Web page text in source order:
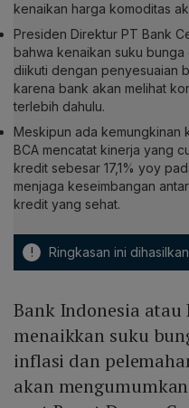
kenaikan harga komoditas
Presiden Direktur PT Bank
bahwa kenaikan suku
diikuti dengan penyesuaian
karena bank akan melihat
terlebih dahulu.
Meskipun ada kemungkinan
BCA mencatat kinerja yang
kredit sebesar 17,1% yoy
menjaga keseimbangan
kredit yang sehat.
! Ringkasan ini
Bank Indonesia
menaikkan suku
inflasi dan
akan